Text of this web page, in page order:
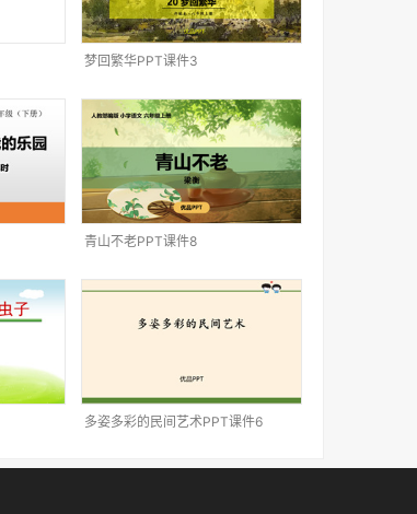
梦回繁华PPT课件3
青山不老PPT课件8
多姿多彩的民间艺术PPT课件6